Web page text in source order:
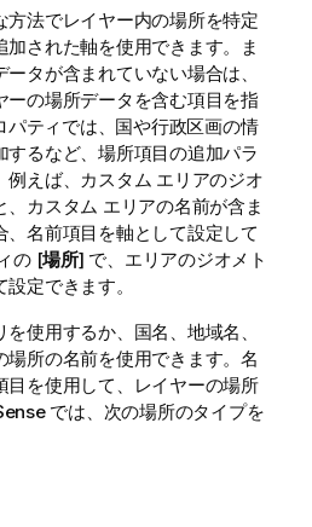
方法でレイヤー内の場所を特定
された軸を使用できます。ま
タが含まれていない場合は、
ーの場所データを含む項目を指
パティでは、国や行政区画の情
るなど、場所項目の追加パラ
例えば、カスタム エリアのジオ
、カスタム エリアの名前が含ま
名前項目を軸として設定して
の [場所] で、エリアのジオメト
定できます。
使用するか、国名、地域名、
所の名前を使用できます。名
目を使用して、レイヤーの場所
では、次の場所のタイプを